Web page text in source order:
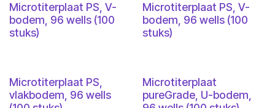
Microtiterplaat PS, V-
bodem, 96 wells (100
stuks)
Microtiterplaat PS, V-
bodem, 96 wells (100
stuks)
Microtiterplaat PS,
vlakbodem, 96 wells
Microtiterplaat
pureGrade, U-bodem,